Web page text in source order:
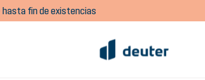
hasta fin de existencias